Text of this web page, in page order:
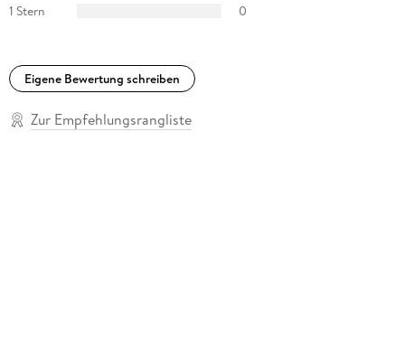
1 Stern
0
Eigene Bewertung schreiben
Zur Empfehlungsrangliste